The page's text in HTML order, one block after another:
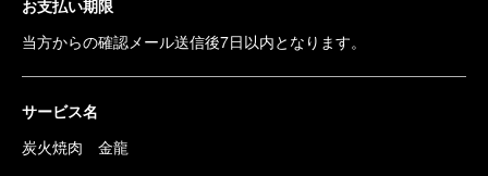
お支払い期限
当方からの確認メール送信後7日以内となります。
サービス名
炭火焼肉 金龍